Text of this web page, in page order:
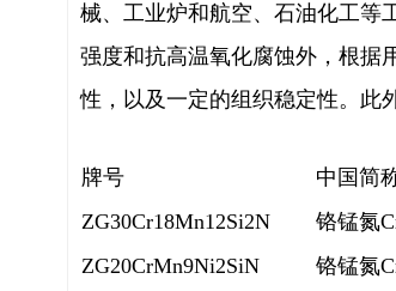
械、工业炉和航空、石油化工等
强度和抗高温氧化腐蚀外，根据
性，以及一定的组织稳定性。此
牌号 中国简
ZG30Cr18Mn12Si2N
铬锰氮
ZG20CrMn9Ni2SiN
铬锰氮